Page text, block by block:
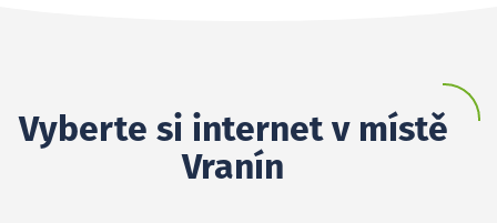
Vyberte si internet v místě
Vranín